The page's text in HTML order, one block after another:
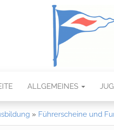
ALLGEMEINES
» Führerscheine und